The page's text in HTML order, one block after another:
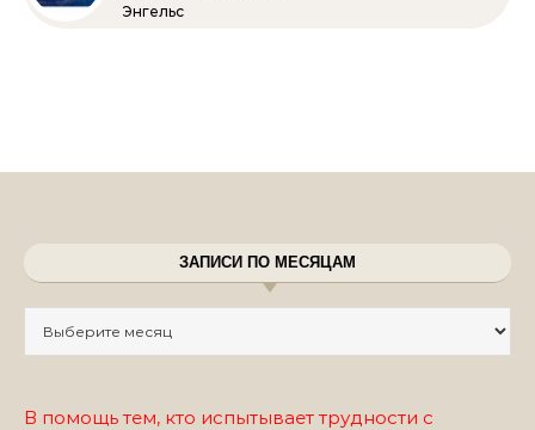
Энгельс
ЗАПИСИ ПО МЕСЯЦАМ
В помощь тем, кто испытывает трудности с